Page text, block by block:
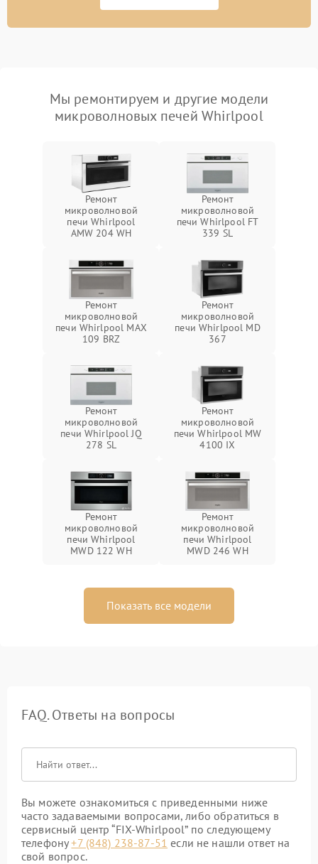
Мы ремонтируем и другие модели
микроволновых печей Whirlpool
Ремонт
микроволновой
печи Whirlpool
AMW 204 WH
Ремонт
микроволновой
печи Whirlpool FT
339 SL
Ремонт
микроволновой
печи Whirlpool MAX
109 BRZ
Ремонт
микроволновой
печи Whirlpool MD
367
Ремонт
микроволновой
печи Whirlpool JQ
278 SL
Ремонт
микроволновой
печи Whirlpool MW
4100 IX
Ремонт
микроволновой
печи Whirlpool
MWD 122 WH
Ремонт
микроволновой
печи Whirlpool
MWD 246 WH
Показать все модели
FAQ. Ответы на вопросы
Вы можете ознакомиться с приведенными ниже
часто задаваемыми вопросами, либо обратиться в
сервисный центр “FIX-Whirlpool” по следующему
телефону+7 (848) 238-87-51 если не нашли ответ на
свой вопрос.